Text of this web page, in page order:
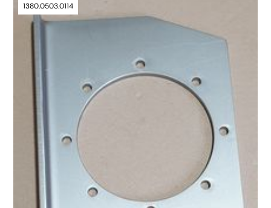
1380.0503.0114